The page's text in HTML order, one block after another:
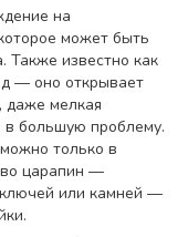
на
может быть
. Также известно как
— оно открывает
даже мелкая
в большую проблему.
только в
царапин —
ключей или камней —